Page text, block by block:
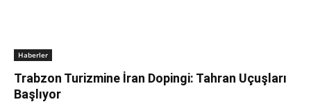
Haberler
Trabzon Turizmine İran Dopingi: Tahran Uçuşları
Başlıyor